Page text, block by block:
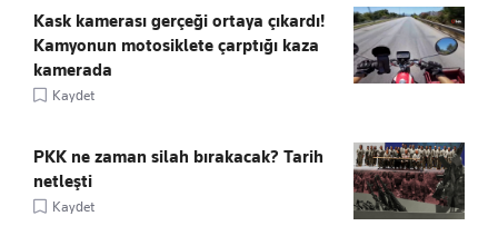
Kask kamerası gerçeği ortaya çıkardı!
Kamyonun motosiklete çarptığı kaza
kamerada
Kaydet
PKK ne zaman silah bırakacak? Tarih
netleşti
Kaydet